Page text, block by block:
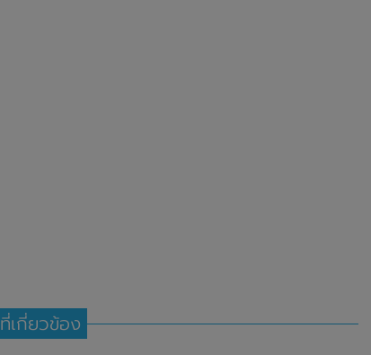
เกี่ยวข้อง